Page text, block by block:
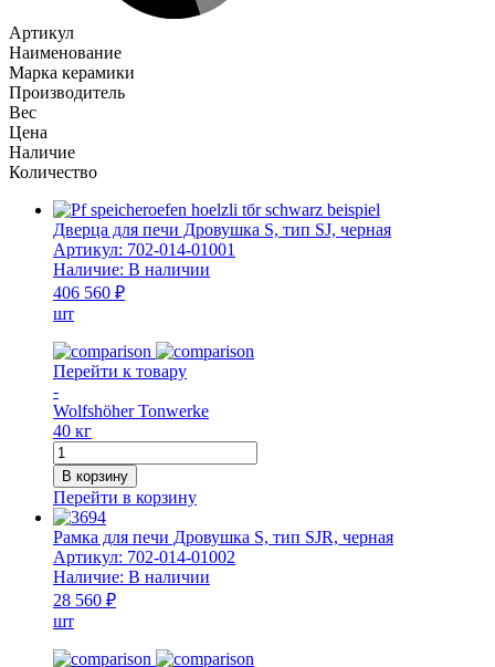
Артикул
Наименование
Марка керамики
Производитель
Вес
Цена
Наличие
Количество
Дверца для печи Дровушка S, тип SJ, черная
Артикул: 702-014-01001
Наличие: В наличии
406 560 ₽
шт
Перейти к товару
-
Wolfshöher Tonwerke
40 кг
Количество
товара
Дверца
для
печи
Дровушка
S,
тип
SJ,
черная
В корзину
Перейти в корзину
Рамка для печи Дровушка S, тип SJR, черная
Артикул: 702-014-01002
Наличие: В наличии
28 560 ₽
шт